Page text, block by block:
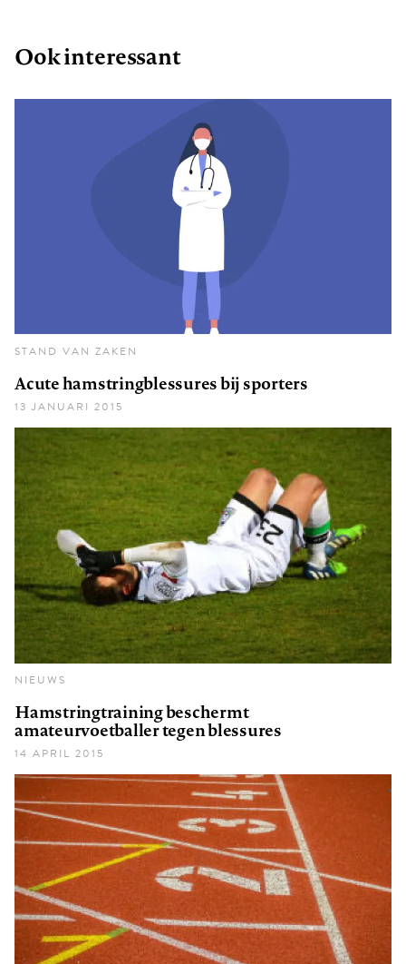
Ook interessant
STAND VAN ZAKEN
Acute hamstringblessures bij sporters
13 JANUARI 2015
NIEUWS
Hamstringtraining beschermt
amateurvoetballer tegen blessures
14 APRIL 2015